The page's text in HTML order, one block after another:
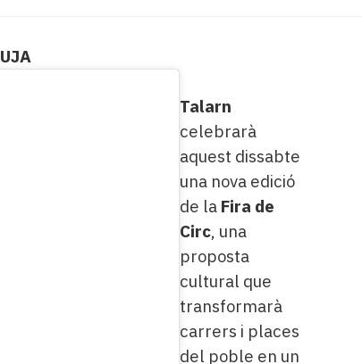
Talarn
celebrarà
aquest dissabte
una nova edició
de la Fira de
Circ, una
proposta
cultural que
transformarà
carrers i places
del poble en un